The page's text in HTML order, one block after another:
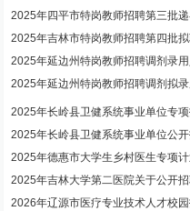
2025年四平市特岗教师招聘第三批
2025年吉林市特岗教师招聘第四批
2025年延边州特岗教师招聘调剂录
2025年延边州特岗教师招聘调剂拟
2025年长岭县卫健系统事业单位专
2025年长岭县卫健系统事业单位公
2025年德惠市大学生乡村医生专项
2025年吉林大学第二医院关于公开
2026年辽源市医疗专业技术人才校园